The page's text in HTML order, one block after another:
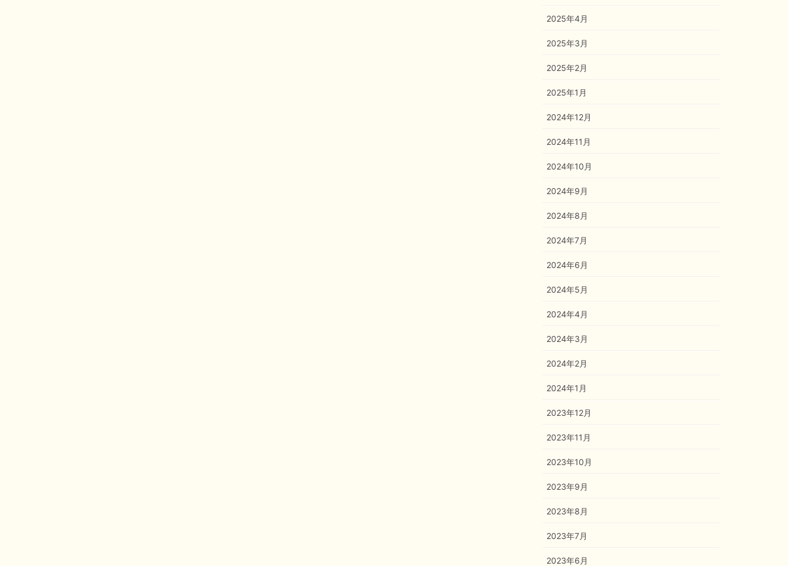
2025年4月
2025年3月
2025年2月
2025年1月
2024年12月
2024年11月
2024年10月
2024年9月
2024年8月
2024年7月
2024年6月
2024年5月
2024年4月
2024年3月
2024年2月
2024年1月
2023年12月
2023年11月
2023年10月
2023年9月
2023年8月
2023年7月
2023年6月